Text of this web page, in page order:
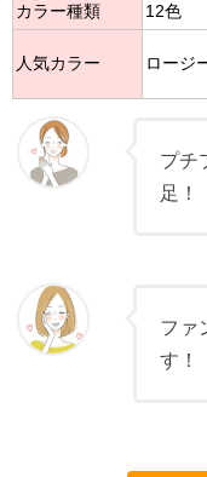
カラー種類 12色
人気カラー ロージ
プチ
足！
ファ
す！